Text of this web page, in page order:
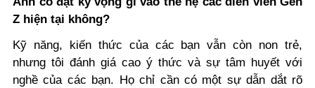
Z hiện tại không?
Kỹ năng, kiến thức của các bạn vẫn còn non trẻ,
nhưng tôi đánh giá cao ý thức và sự tâm huyết với
nghề của các bạn. Họ chỉ cần có một sự dẫn dắt rõ